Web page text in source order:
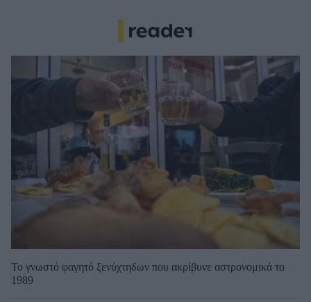
Το γνωστό φαγητό ξενύχτηδων που ακρίβυνε αστρονομικά το
1989